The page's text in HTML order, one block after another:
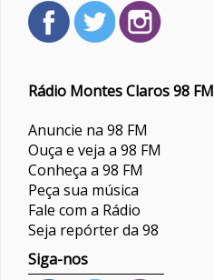
Rádio Montes Claros 98 FM
Anuncie na 98 FM
Ouça e veja a 98 FM
Conheça a 98 FM
Peça sua música
Fale com a Rádio
Seja repórter da 98
Siga-nos